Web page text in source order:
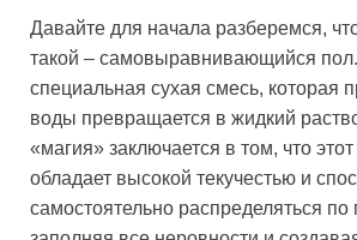
Давайте для начала разберемся,
такой – самовыравнивающийся
специальная сухая смесь, которая
воды превращается в жидкий
«магия» заключается в том, что
обладает высокой текучестью и
самостоятельно распределяться по